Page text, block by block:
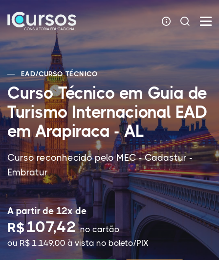
EAD/CURSO TÉCNICO
Curso Técnico em Guia de
Turismo Internacional EAD
em Arapiraca - AL
Curso reconhecido pelo MEC - Cadastur -
Embratur
A partir de 12x de
R$107,42no cartão
ou R$ 1.149,00 à vista no boleto/PIX